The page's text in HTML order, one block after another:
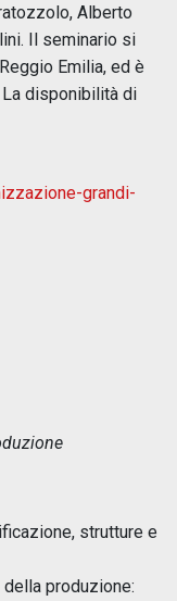
Alberto
Il seminario si
Emilia, ed è
disponibilità di
grandi-
strutture e
produzione: